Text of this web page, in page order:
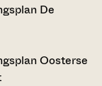
De
Oosterse